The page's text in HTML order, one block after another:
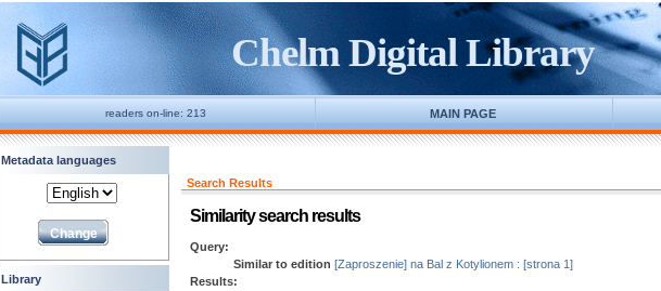
Chelm Digital Library
readers on-line: 213 MAIN PAGE
Metadata languages
Library
Search Results
Similarity search results
Query:
Similar to edition [Zaproszenie] na Bal z Kotylionem : [strona 1]
Results: